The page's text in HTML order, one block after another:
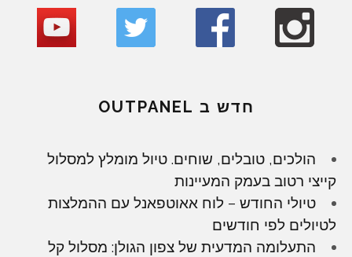
חדש ב OUTPANEL
הולכים, טובלים, שוחים. טיול מומלץ למסלול
קייצי רטוב בעמק המעיינות
טיולי החודש – לוח אאוטפאנל עם ההמלצות
לטיולים לפי חודשים
התעלומה המדעית של צפון הגולן: מסלול קל